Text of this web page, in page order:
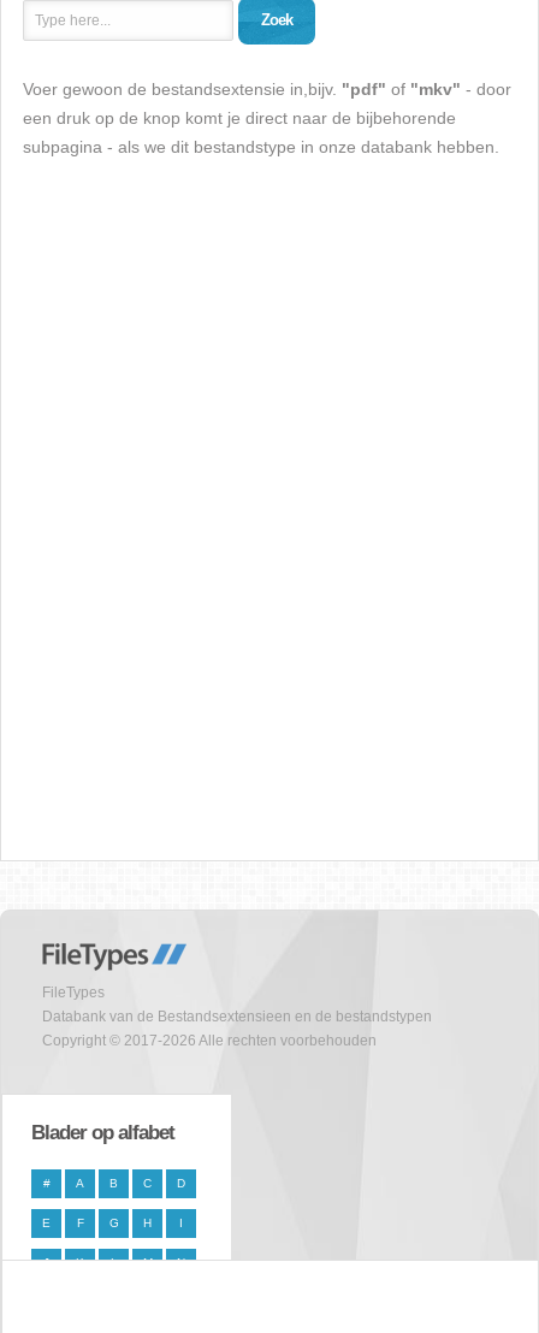
Zoek
Voer gewoon de bestandsextensie in,bijv. "pdf" of "mkv" - door
een druk op de knop komt je direct naar de bijbehorende
subpagina - als we dit bestandstype in onze databank hebben.
FileTypes
Databank van de Bestandsextensieen en de bestandstypen
Copyright © 2017-2026 Alle rechten voorbehouden
Blader op alfabet
# A B C D
E F G H I
J K L M N